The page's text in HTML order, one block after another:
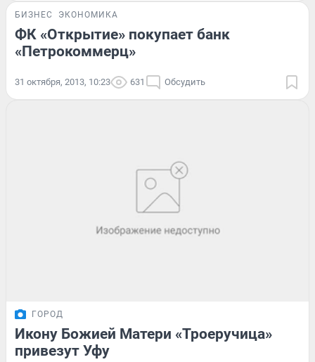
БИЗНЕС ЭКОНОМИКА
ФК «Открытие» покупает банк
«Петрокоммерц»
31 октября, 2013, 10:23 631 Обсудить
ГОРОД
Икону Божией Матери «Троеручица»
привезут Уфу